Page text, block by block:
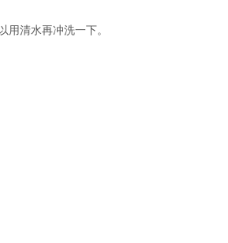
清水再冲洗一下。